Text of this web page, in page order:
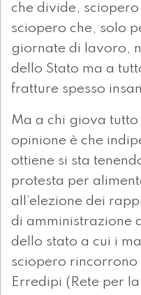
che divide,
sciopero che, solo
giornate di lavoro,
dello Stato ma a
fratture spesso
Ma a chi giova
opinione è che
ottiene si sta
protesta per
all’elezione dei
di amministrazione
dello stato a cui i
sciopero
Erredipi (Rete per